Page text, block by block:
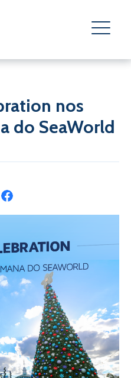
nos
do SeaWorld